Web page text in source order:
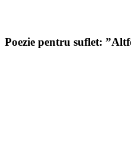
Poezie pentru suflet: